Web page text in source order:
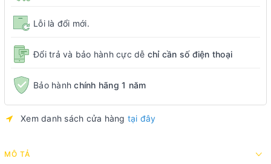
Lỗi là đổi mới.
Đổi trả và bảo hành cực dễ chỉ cần số điện thoại
Bảo hànhchính hãng 1 năm
Xem danh sách cửa hàng tại đây
MÔ TẢ